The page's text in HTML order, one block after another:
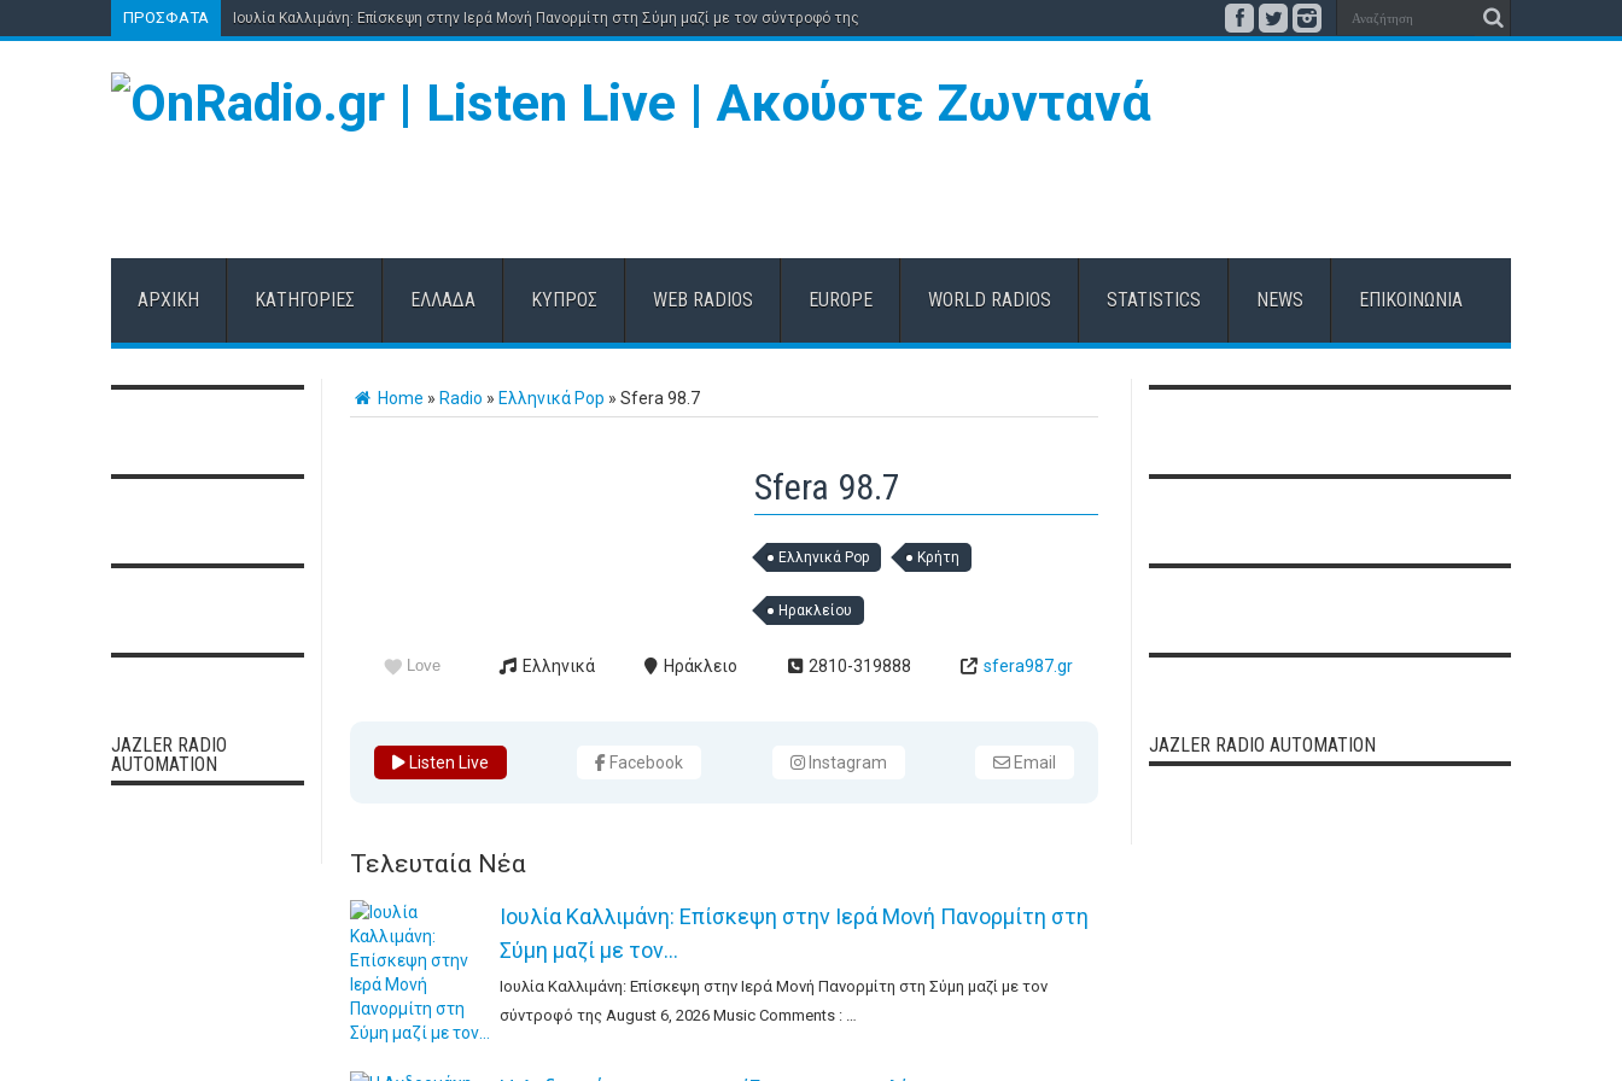
ΠΡΌΣΦΑΤΑ Ιουλία Καλλιμάνη: Επίσκεψη στην Ιερά Μονή Πανορμίτη στη Σύμη μαζί με τον σύντροφό της
ΑΡΧΙΚΉ ΚΑΤΗΓΟΡΊΕΣ ΕΛΛΆΔΑ ΚΎΠΡΟΣ WEB RADIOS EUROPE WORLD RADIOS STATISTICS NEWS ΕΠΙΚΟΙΝΩΝΊΑ
Home » Radio » Ελληνικά Pop » Sfera 98.7
Sfera 98.7
Ελληνικά Pop Κρήτη
Ηρακλείου
Love Ελληνικά Ηράκλειο 2810-319888 sfera987.gr
Listen Live Facebook Instagram Email
Τελευταία Νέα
Ιουλία Καλλιμάνη: Επίσκεψη στην Ιερά Μονή Πανορμίτη στη
Σύμη μαζί με τον…
Ιουλία Καλλιμάνη: Επίσκεψη στην Ιερά Μονή Πανορμίτη στη Σύμη μαζί με τον
σύντροφό της August 6, 2026 Music Comments : …
JAZLER RADIO
AUTOMATION
JAZLER RADIO AUTOMATION